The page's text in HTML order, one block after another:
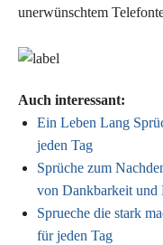
unerwünschtem
Auch interessant:
Ein Leben Lang
jeden Tag
Sprüche zum
von Dankbarkeit und
Sprueche die stark
für jeden Tag